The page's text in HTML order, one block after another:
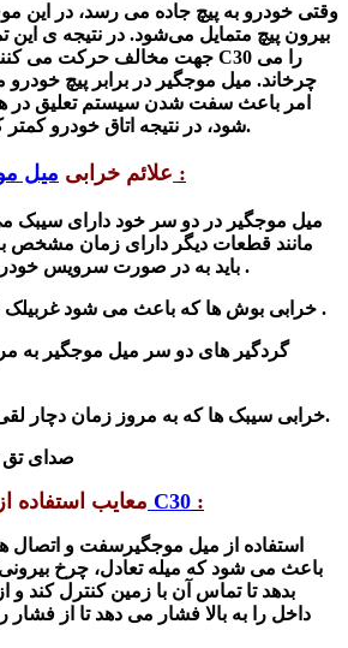
وقتی خودرو به پیچ جاده می رسد، در این
بیرون پیچ متمایل می‌شود. در نتیجه ی این
جهت مخالف حرکت می میل موجگیر ولکس C30 را می
چرخاند. میل موجگیر در برابر پیچ
امر باعث سفت شدن سیستم تعلیق در
شود، در نتیجه اتاق خودرو کمتر کج یا غلتش پیدا می کند.
علائم خرابی :
-میل موجگیر در دو سر خود دارای سیبک
مانند قطعات دیگر دارای زمان مشخص
باید به در صورت سرویس خودرو آنها را نیز بررسی کرد .
-خرابی بوش ها که باعث می شود غربیلک فرمان به لرزش در آید .
خرابی سیبک ها که به مروز زمان دچار لقی و شل شدگی می شود.
صدای تق
معایب استفاده از میل موجگیر ولکس C30 :
-استفاده از میل موجگیر سفت و اتصال
باعث می شود که میله تعادل، چرخ
بدهد تا تماس آن با زمین کنترل
داخل را به بالا فشار می دهد تا از